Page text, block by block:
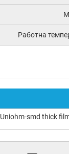
Работна
Uniohm-smd thick